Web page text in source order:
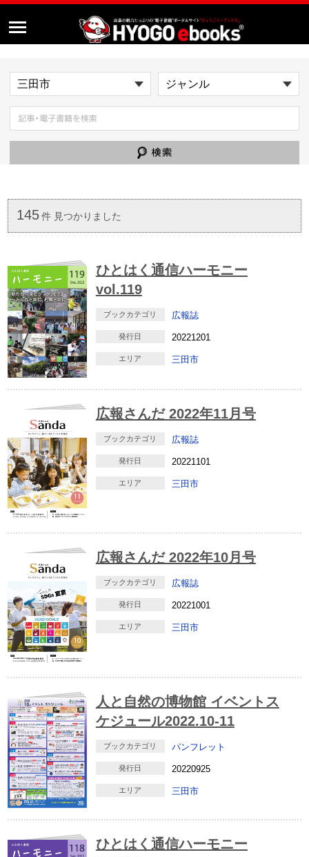
145 件 見つかりました
ひとはく通信ハーモニー
vol.119
ブックカテゴリ 広報誌
発行日 20221201
エリア 三田市
広報さんだ 2022年11月号
ブックカテゴリ 広報誌
発行日 20221101
エリア 三田市
広報さんだ 2022年10月号
ブックカテゴリ 広報誌
発行日 20221001
エリア 三田市
人と自然の博物館 イベントス
ケジュール2022.10-11
ブックカテゴリ パンフレット
発行日 20220925
エリア 三田市
ひとはく通信ハーモニー